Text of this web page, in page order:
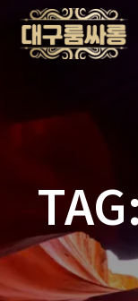
TAG: